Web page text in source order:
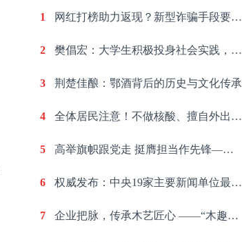
1 网红打榜助力返现？新型诈骗手段要警惕！
2 樊倡宏：大学生积极投身社会实践，成就最美青年
3 荆楚佳酿：鄂酒背后的历史与文化传承
4 全体居民注意！不做核酸、擅自外出、聚集的…这22种行为涉嫌违法！
5 高举旗帜跟党走 挺膺担当作先锋——中建六局华南公司2023年度共青团工作综述
6 权威发布：中央19家主要新闻单位最新名单及职能定位
7 企业把脉，传承木艺匠心 ——“木趣童心”团队探索中华建筑模型传承新范式